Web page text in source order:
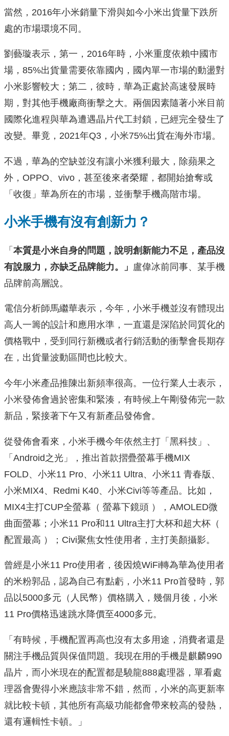
當然，2016年小米銷量下滑與如今小米出貨量下跌所
處的市場環境不同。
劉藝璇表示，第一，2016年時，小米重度依賴中國市
場，85%出貨量需要依靠國內，國內單一市場的動盪對
小米影響較大；第二，彼時，華為正處於高速發展時
期，對其他手機廠商衝擊之大。兩個因素隨著小米目前
國際化進程與華為遭遇晶片代工封鎖，已經完全發生了
改變。畢竟，2021年Q3，小米75%出貨在海外市場。
不過，華為的空缺並沒有讓小米獲利最大，除蘋果之
外，OPPO、vivo，甚至後來者榮耀，都開始搶奪或
「收復」華為所在的市場，並衝擊手機高階市場。
小米手機有沒有創新力？
「 本質是小米自身的問題，說明創新能力不足，產品沒
有說服力，亦缺乏品牌能力。」 盧偉冰前同事、某手機
品牌前高層說。
電信分析師馬繼華表示，今年，小米手機並沒有體現出
高人一籌的設計和應用水準，一直還是深陷於同質化的
價格戰中，受到同行新機或者行銷活動的衝擊會長期存
在，出貨量波動區間也比較大。
今年小米產品推陳出新頻率很高。一位行業人士表示，
小米發佈會過於密集和緊湊，有時候上午剛發佈完一款
新品，緊接著下午又有新產品發佈會。
從發佈會看來，小米手機今年依然主打「黑科技」、
「Android之光」，推出首款摺疊螢幕手機MIX
FOLD、小米11 Pro、小米11 Ultra、小米11 青春版、
小米MIX4、Redmi K40、小米Civi等等產品。比如，
MIX4主打CUP全螢幕（ 螢幕下鏡頭 ），AMOLED微
曲面螢幕；小米11 Pro和11 Ultra主打大杯和超大杯（
配置最高 ）；Civi聚焦女性使用者，主打美顏攝影。
曾經是小米11 Pro使用者，後因燒WiFi轉為華為使用者
的米粉郭品，認為自己有點虧，小米11 Pro首發時，郭
品以5000多元（人民幣）價格購入，幾個月後，小米
11 Pro價格迅速跳水降價至4000多元。
「有時候，手機配置再高也沒有太多用途，消費者還是
關注手機品質與保值問題。我現在用的手機是麒麟990
晶片，而小米現在的配置都是驍龍888處理器，單看處
理器會覺得小米應該非常不錯，然而，小米的高更新率
就比較卡頓，其他所有高級功能都會帶來較高的發熱，
還有邏輯性卡頓。」